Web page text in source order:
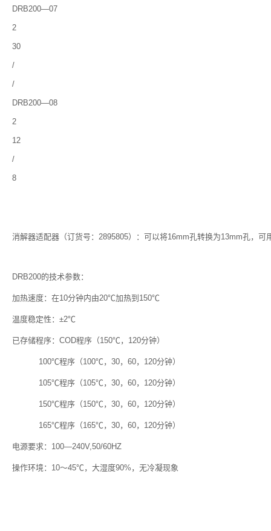
DRB200―07
2
30
/
/
DRB200―08
2
12
/
8
消解器适配器（订货号：2895805）：可以将16mm孔转换为13mm孔，可
DRB200的技术参数：
加热速度：在10分钟内由20℃加热到150℃
温度稳定性：±2℃
已存储程序：COD程序（150℃，120分钟）
100℃程序（100℃，30，60，120分钟）
105℃程序（105℃，30，60，120分钟）
150℃程序（150℃，30，60，120分钟）
165℃程序（165℃，30，60，120分钟）
电源要求：100―240V,50/60HZ
操作环境：10～45℃，大湿度90%，无冷凝现象